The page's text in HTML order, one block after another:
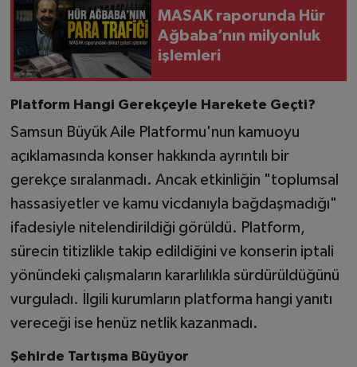
MASAK raporunda Hür
Ağbaba’nın milyonluk
işlemleri
Platform Hangi Gerekçeyle Harekete Geçti?
Samsun Büyük Aile Platformu'nun kamuoyu
açıklamasında konser hakkında ayrıntılı bir
gerekçe sıralanmadı. Ancak etkinliğin "toplumsal
hassasiyetler ve kamu vicdanıyla bağdaşmadığı"
ifadesiyle nitelendirildiği görüldü. Platform,
sürecin titizlikle takip edildiğini ve konserin iptali
yönündeki çalışmaların kararlılıkla sürdürüldüğünü
vurguladı. İlgili kurumların platforma hangi yanıtı
vereceği ise henüz netlik kazanmadı.
Şehirde Tartışma Büyüyor